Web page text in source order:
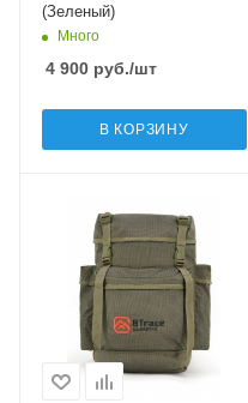
(Зеленый)
Много
4 900 руб./шт
В КОРЗИНУ